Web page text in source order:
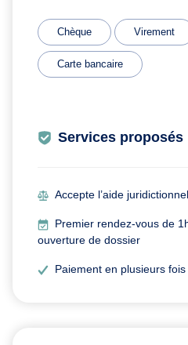
Chèque Virement
Carte bancaire
Services proposés
Accepte l’aide
Premier rendez-vous de
ouverture de dossier
Paiement en plusieurs fois